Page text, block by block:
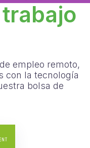
trabajo
empleo remoto,
con la tecnología
bolsa de